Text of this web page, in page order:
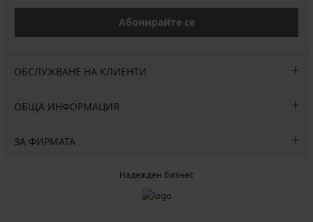
Абонирайте се
ОБСЛУЖВАНЕ НА КЛИЕНТИ
ОБЩА ИНФОРМАЦИЯ
ЗА ФИРМАТА
Надежден бизнес